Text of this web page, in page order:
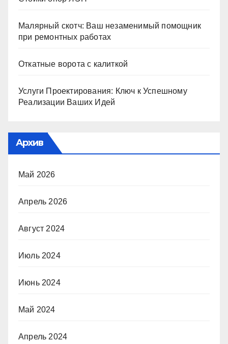
Малярный скотч: Ваш незаменимый помощник
при ремонтных работах
Откатные ворота с калиткой
Услуги Проектирования: Ключ к Успешному
Реализации Ваших Идей
Архив
Май 2026
Апрель 2026
Август 2024
Июль 2024
Июнь 2024
Май 2024
Апрель 2024